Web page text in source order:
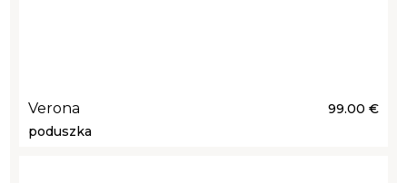
Verona
99.00 €
poduszka